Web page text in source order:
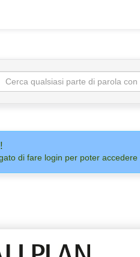
di fare login per poter accedere